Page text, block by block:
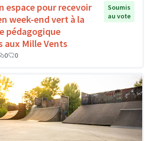
espace pour recevoir
week-end vert à la
pédagogique
aux Mille Vents
Soumis
au vote
0 0